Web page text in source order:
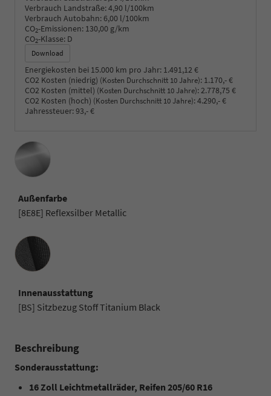
Verbrauch Landstraße:4,90 l/100km
Verbrauch Autobahn: 6,00 l/100km
CO2-Emissionen: 130,00 g/km
CO2-Klasse: D
Download
Energiekosten bei 15.000 km pro Jahr: 1.491,12 €
CO2 Kosten (niedrig) (Kosten Durchschnitt 10 Jahre): 1.170,- €
CO2 Kosten (mittel) (Kosten Durchschnitt 10 Jahre): 2.778,75 €
CO2 Kosten (hoch) (Kosten Durchschnitt 10 Jahre):4.290,- €
Jahressteuer:93,- €
Außenfarbe
[8E8E] Reflexsilber Metallic
Innenausstattung
Innenausstattung
[BS] Sitzbezug Stoff Titanium Black
Beschreibung
Sonderausstattung:
16 Zoll Leichtmetallräder, Reifen 205/60 R16